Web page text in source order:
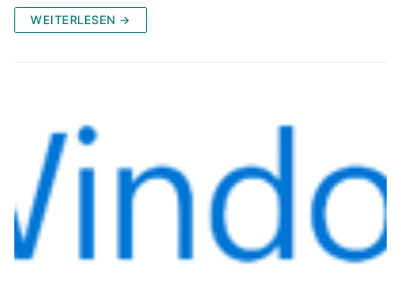
WEITERLESEN →